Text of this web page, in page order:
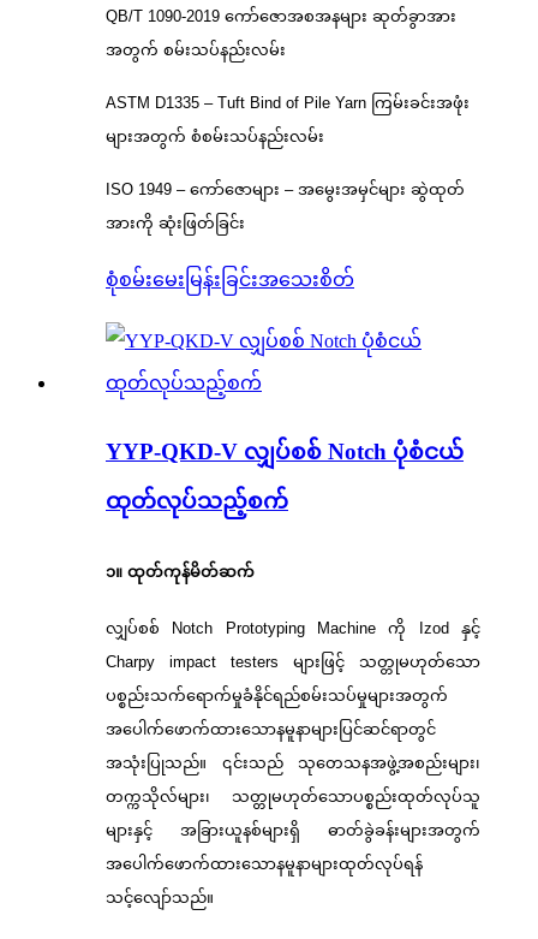
QB/T 1090-2019 ကော်ဇောအစအနများ ဆုတ်ခွာအား
အတွက် စမ်းသပ်နည်းလမ်း
ASTM D1335 – Tuft Bind of Pile Yarn ကြမ်းခင်းအဖုံး
များအတွက် စံစမ်းသပ်နည်းလမ်း
ISO 1949 – ကော်ဇောများ – အမွေးအမှင်များ ဆွဲထုတ်
အားကို ဆုံးဖြတ်ခြင်း
စုံစမ်းမေးမြန်းခြင်းအသေးစိတ်
YYP-QKD-V လျှပ်စစ် Notch ပုံစံငယ်
ထုတ်လုပ်သည့်စက်
၁။ ထုတ်ကုန်မိတ်ဆက်
လျှပ်စစ် Notch Prototyping Machine ကို Izod နှင့်
Charpy impact testers များဖြင့် သတ္တုမဟုတ်သော
ပစ္စည်းသက်ရောက်မှုခံနိုင်ရည်စမ်းသပ်မှုများအတွက်
အပေါက်ဖောက်ထားသောနမူနာများပြင်ဆင်ရာတွင်
အသုံးပြုသည်။ ၎င်းသည် သုတေသနအဖွဲ့အစည်းများ၊
တက္ကသိုလ်များ၊ သတ္တုမဟုတ်သောပစ္စည်းထုတ်လုပ်သူ
များနှင့် အခြားယူနစ်များရှိ ဓာတ်ခွဲခန်းများအတွက်
အပေါက်ဖောက်ထားသောနမူနာများထုတ်လုပ်ရန်
သင့်လျော်သည်။